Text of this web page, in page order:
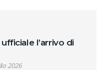
l’arrivo di
2026